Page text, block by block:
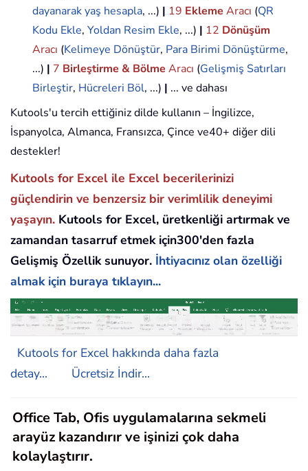
dayanarak yaş hesapla, ...) | 19 Ekleme Aracı (QR
Kodu Ekle, Yoldan Resim Ekle, ...) | 12 Dönüşüm
Aracı (Kelimeye Dönüştür, Para Birimi Dönüştürme,
...) | 7 Birleştirme & Bölme Aracı (Gelişmiş Satırları
Birleştir, Hücreleri Böl, ...) | ... ve dahası
Kutools'u tercih ettiğiniz dilde kullanın – İngilizce,
İspanyolca, Almanca, Fransızca, Çince ve40+ diğer dili
destekler!
Kutools for Excel ile Excel becerilerinizi
güçlendirin ve benzersiz bir verimlilik deneyimi
yaşayın. Kutools for Excel, üretkenliği artırmak ve
zamandan tasarruf etmek için300'den fazla
Gelişmiş Özellik sunuyor. İhtiyacınız olan özelliği
almak için buraya tıklayın...
Kutools for Excel hakkında daha fazla
detay...
Ücretsiz İndir...
Office Tab, Ofis uygulamalarına sekmeli
arayüz kazandırır ve işinizi çok daha
kolaylaştırır.